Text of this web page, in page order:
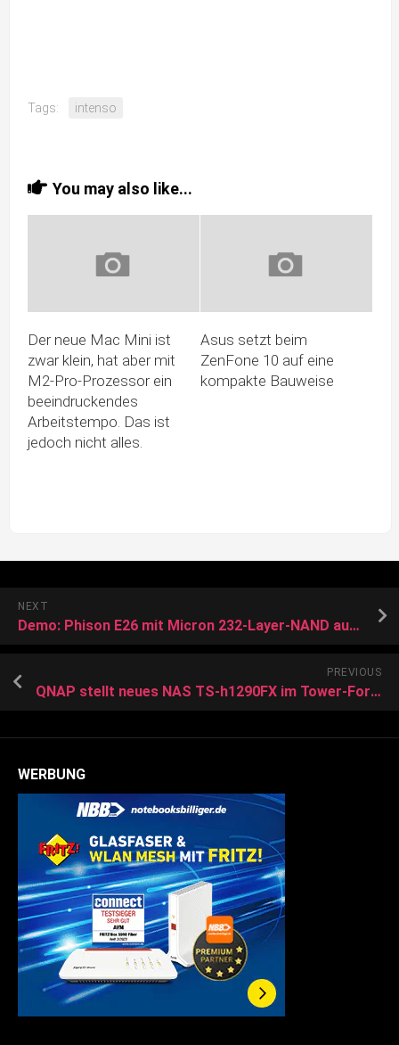
Tags: intenso
You may also like...
Der neue Mac Mini ist
zwar klein, hat aber mit
M2-Pro-Prozessor ein
beeindruckendes
Arbeitstempo. Das ist
jedoch nicht alles.
Asus setzt beim
ZenFone 10 auf eine
kompakte Bauweise
NEXT
Demo: Phison E26 mit Micron 232-Layer-NAND auf Ryzen 7000
PREVIOUS
QNAP stellt neues NAS TS-h1290FX im Tower-Formfaktor vor
WERBUNG